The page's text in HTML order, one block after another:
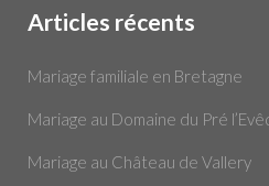
Articles récents
Mariage familiale en Bretagne
Mariage au Domaine du Pré
Mariage au Château de Vallery